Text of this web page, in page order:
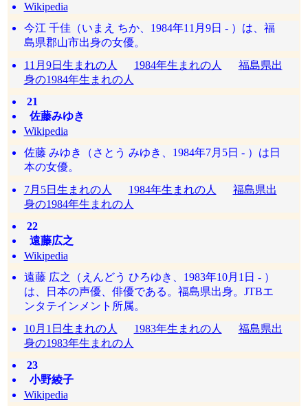
Wikipedia
今江 千佳（いまえ ちか、1984年11月9日 - ）は、福
島県郡山市出身の女優。
11月9日生まれの人
1984年生まれの人
福島県出
身の1984年生まれの人
21
佐藤みゆき
Wikipedia
佐藤 みゆき（さとう みゆき、1984年7月5日 - ）は日
本の女優。
7月5日生まれの人
1984年生まれの人
福島県出
身の1984年生まれの人
22
遠藤広之
Wikipedia
遠藤 広之（えんどう ひろゆき、1983年10月1日 - ）
は、日本の声優、俳優である。福島県出身。JTBエ
ンタテインメント所属。
10月1日生まれの人
1983年生まれの人
福島県出
身の1983年生まれの人
23
小野綾子
Wikipedia